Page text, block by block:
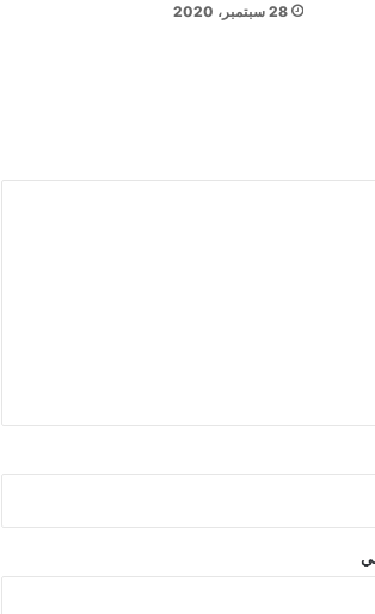
28 سبتمبر، 2020